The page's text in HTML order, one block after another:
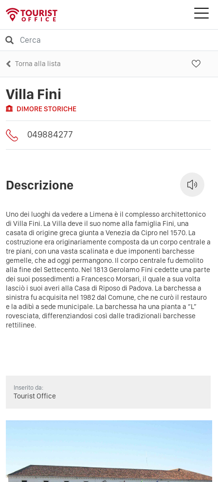
Torna alla lista
Villa Fini
DIMORE STORICHE
049884277
Descrizione
Uno dei luoghi da vedere a Limena è il complesso architettonico
di Villa Fini. La Villa deve il suo nome alla famiglia Fini, una
casata di origine greca giunta a Venezia da Cipro nel 1570. La
costruzione era originariamente composta da un corpo centrale a
tre piani, con una vasta scalinata e due imponenti barchesse
gemelle, che ad oggi permangono. Il corpo centrale fu demolito
alla fine del Settecento. Nel 1813 Gerolamo Fini cedette una parte
dei suoi possedimenti a Francesco Morsari, il quale a sua volta
lasciò i suoi averi alla Casa di Riposo di Padova. La barchessa a
sinistra fu acquisita nel 1982 dal Comune, che ne curò il restauro
e la adibì a sede municipale. La barchessa ha una pianta a “L”
rovesciata, differenziandosi così dalle tradizionali barchesse
rettilinee.
Inserito da:
Tourist Office